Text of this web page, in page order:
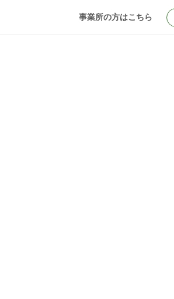
事業所の方はこちら